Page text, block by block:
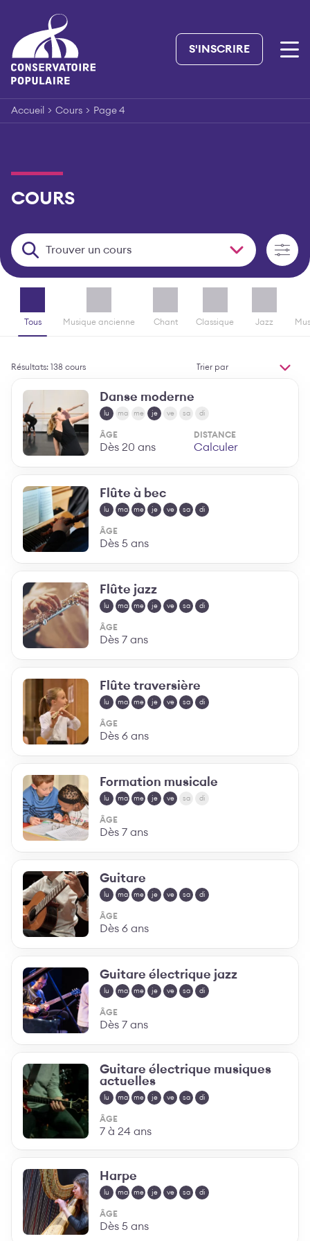
content
S'INSCRIRE
Accueil > Cours > Page 4
COURS
Trouver un cours
Tous Musique ancienne Chant Classique Jazz
Résultats: 138 cours
Trier
Danse moderne
lu ma me je ve sa di
ÂGE
Dès 20 ans
DISTANCE
Calculer
Flûte à bec
lu ma me je ve sa di
ÂGE
Dès 5 ans
Flûte jazz
lu ma me je ve sa di
ÂGE
Dès 7 ans
Flûte traversière
lu ma me je ve sa di
ÂGE
Dès 6 ans
Formation musicale
lu ma me je ve sa di
ÂGE
Dès 7 ans
Guitare
lu ma me je ve sa di
ÂGE
Dès 6 ans
Guitare électrique jazz
lu ma me je ve sa di
ÂGE
Dès 7 ans
Guitare électrique musiques
actuelles
lu ma me je ve sa di
ÂGE
7 à 24 ans
Harpe
lu ma me je ve sa di
ÂGE
Dès 5 ans